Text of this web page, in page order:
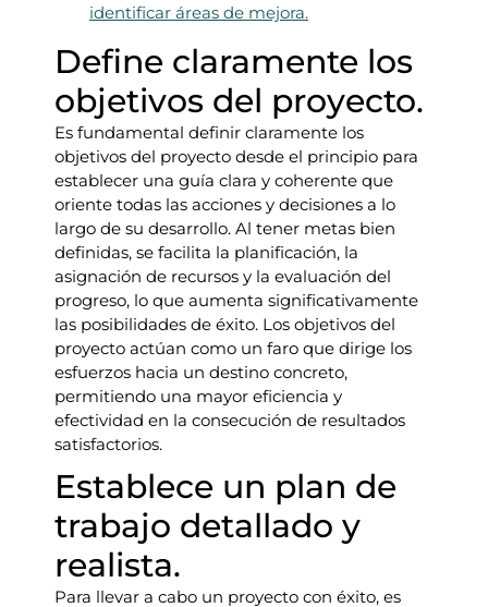
identificar áreas de mejora.
Define claramente los
objetivos del proyecto.
Es fundamental definir claramente los
objetivos del proyecto desde el principio para
establecer una guía clara y coherente que
oriente todas las acciones y decisiones a lo
largo de su desarrollo. Al tener metas bien
definidas, se facilita la planificación, la
asignación de recursos y la evaluación del
progreso, lo que aumenta significativamente
las posibilidades de éxito. Los objetivos del
proyecto actúan como un faro que dirige los
esfuerzos hacia un destino concreto,
permitiendo una mayor eficiencia y
efectividad en la consecución de resultados
satisfactorios.
Establece un plan de
trabajo detallado y
realista.
Para llevar a cabo un proyecto con éxito, es